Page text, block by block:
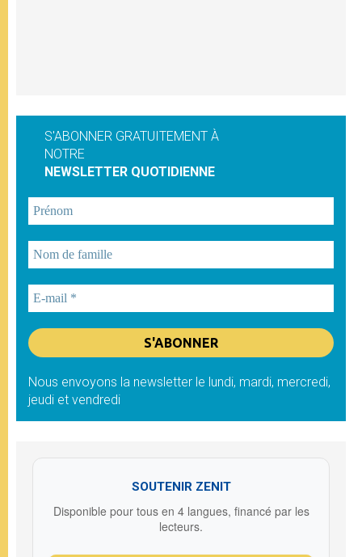
S'ABONNER GRATUITEMENT À
NOTRE
NEWSLETTER QUOTIDIENNE
Nous envoyons la newsletter le lundi, mardi, mercredi,
jeudi et vendredi
SOUTENIR ZENIT
Disponible pour tous en 4 langues, financé par les
lecteurs.